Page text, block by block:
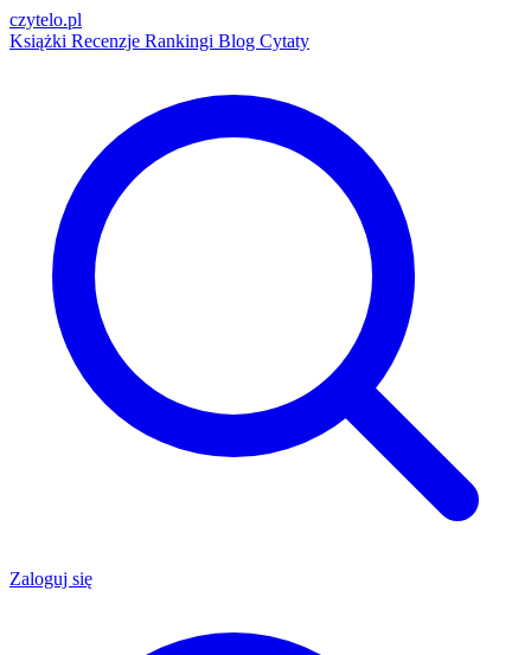
czytelo.pl
Książki Recenzje Rankingi Blog Cytaty
Zaloguj się